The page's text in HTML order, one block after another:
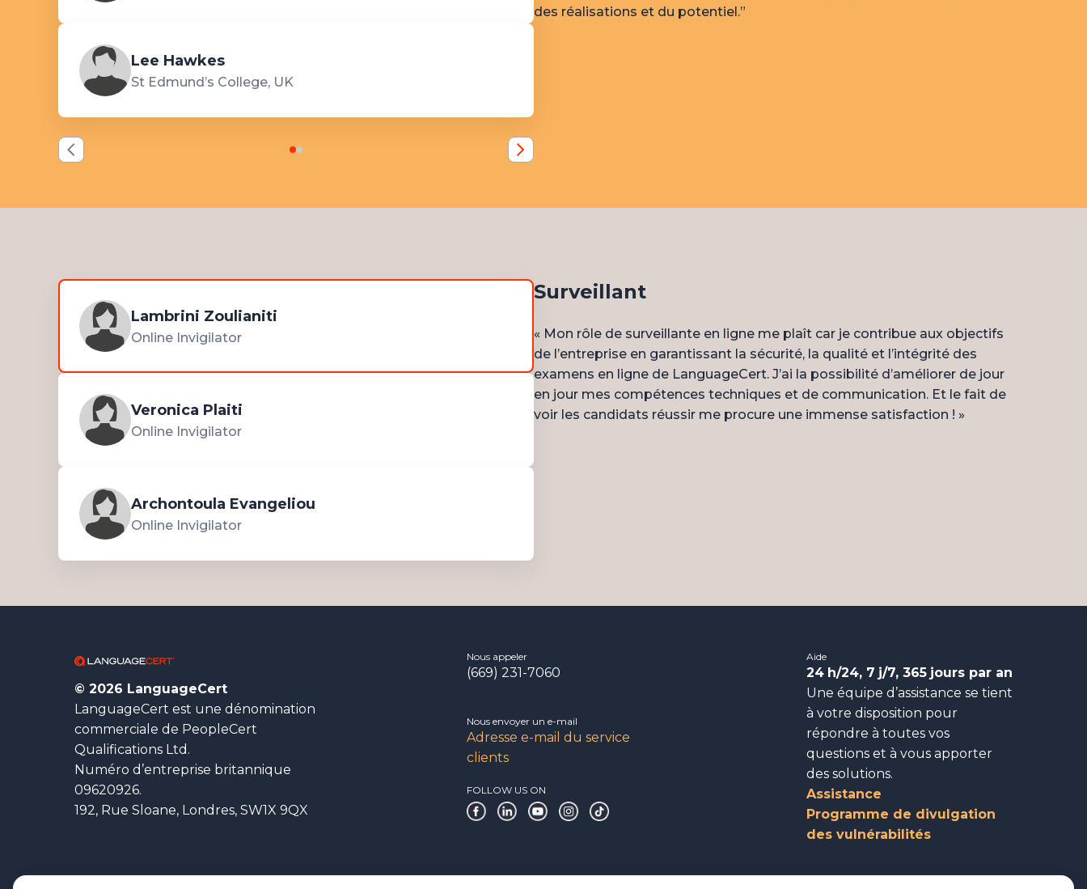
Lee Hawkes
St Edmund’s College, UK
des réalisations et du potentiel.”
Lambrini Zoulianiti
Online Invigilator
Veronica Plaiti
Online Invigilator
Archontoula Evangeliou
Online Invigilator
Surveillant
« Mon rôle de surveillante en ligne me plaît car je contribue aux objectifs
de l’entreprise en garantissant la sécurité, la qualité et l’intégrité des
examens en ligne de LanguageCert. J’ai la possibilité d’améliorer de jour
en jour mes compétences techniques et de communication. Et le fait de
voir les candidats réussir me procure une immense satisfaction ! »
© 2026 LanguageCert
LanguageCert est une dénomination
commerciale de PeopleCert
Qualifications Ltd.
Numéro d’entreprise britannique
09620926.
192, Rue Sloane, Londres, SW1X 9QX
Nous appeler
(669) 231-7060
Nous envoyer un e-mail
Adresse e-mail du service
clients
FOLLOW US ON
Aide
24 h/24, 7 j/7, 365 jours par an
Une équipe d’assistance se tient
à votre disposition pour
répondre à toutes vos
questions et à vous apporter
des solutions.
Assistance
Programme de divulgation
des vulnérabilités